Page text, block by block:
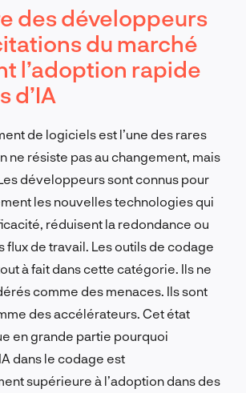
des développeurs
du marché
l’adoption rapide
d’IA
de logiciels est l’une des rares
ne résiste pas au changement, mais
développeurs sont connus pour
les nouvelles technologies qui
réduisent la redondance ou
flux de travail. Les outils de codage
à fait dans cette catégorie. Ils ne
comme des menaces. Ils sont
des accélérateurs. Cet état
en grande partie pourquoi
dans le codage est
supérieure à l’adoption dans des